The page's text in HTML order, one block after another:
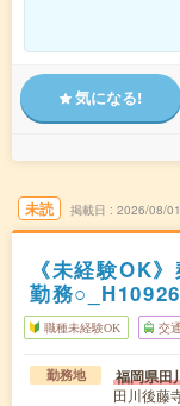
気になる!
未読 掲載日 2026/08/01
《未経験OK
勤務
職種未経験OK 交
勤務地 福岡県田
田川後藤